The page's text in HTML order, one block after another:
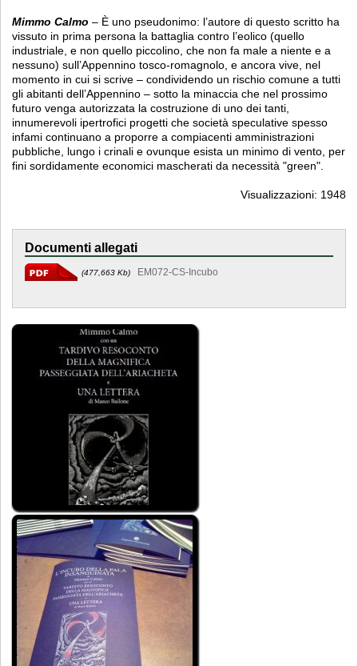
Mimmo Calmo – È uno pseudonimo: l’autore di questo scritto ha
vissuto in prima persona la battaglia contro l’eolico (quello
industriale, e non quello piccolino, che non fa male a niente e a
nessuno) sull’Appennino tosco-romagnolo, e ancora vive, nel
momento in cui si scrive – condividendo un rischio comune a tutti
gli abitanti dell’Appennino – sotto la minaccia che nel prossimo
futuro venga autorizzata la costruzione di uno dei tanti,
innumerevoli ipertrofici progetti che società speculative spesso
infami continuano a proporre a compiacenti amministrazioni
pubbliche, lungo i crinali e ovunque esista un minimo di vento, per
fini sordidamente economici mascherati da necessità "green".
Visualizzazioni: 1948
Documenti allegati
(477,663 Kb) EM072-CS-Incubo